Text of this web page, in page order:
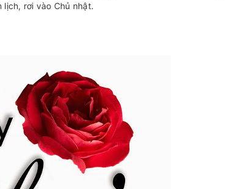
rơi vào Chủ nhật.